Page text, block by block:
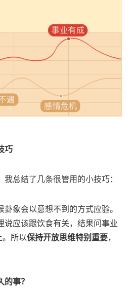
巧
总结了几条很管用的小技巧：
象会以意想不到的方式应验。
说应该跟饮食有关，结果问事业
所以保持开放思维特别重要，
事？